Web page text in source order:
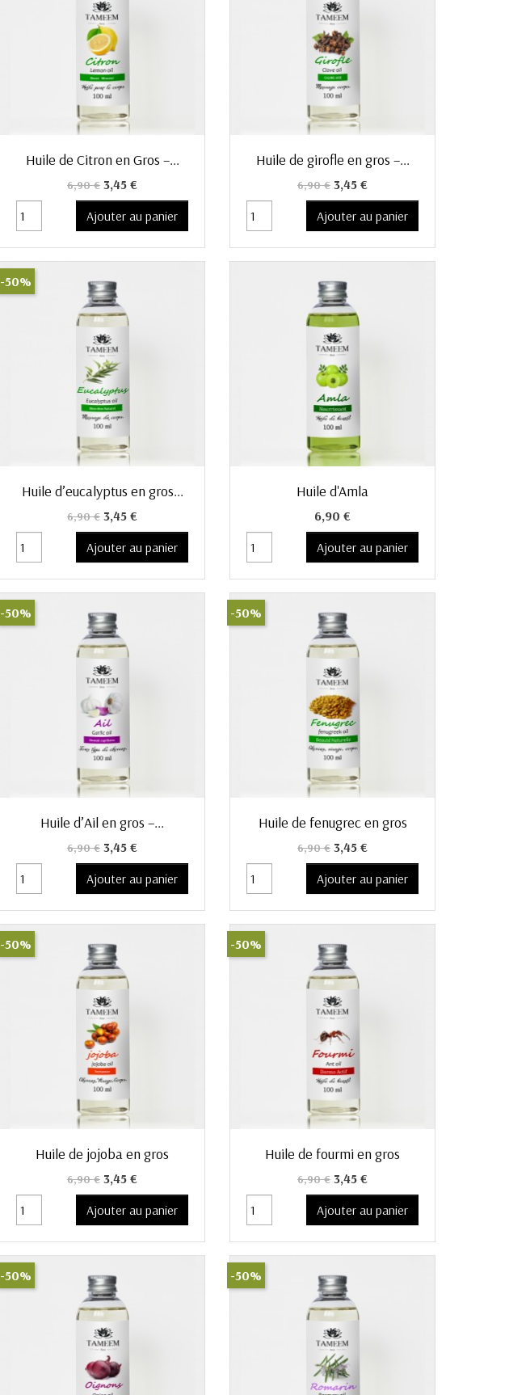
 Aperçu rapide
Huile de Citron en Gros –...
Prix de base
6,90 € Prix
3,45 €
Ajouter au panier
 Aperçu rapide
Huile de girofle en gros –...
Prix de base
6,90 € Prix
3,45 €
Ajouter au panier
 Aperçu rapide
Huile d’eucalyptus en gros...
Prix de base
6,90 € Prix
3,45 €
Ajouter au panier
-50%
Aperçu rapide
Huile d'Amla
Prix
6,90 €
Ajouter au panier
Aperçu rapide
Huile d’Ail en gros –...
Prix de base
6,90 € Prix
3,45 €
Ajouter au panier
-50%
 Aperçu rapide
Huile de fenugrec en gros
Prix de base
6,90 € Prix
3,45 €
Ajouter au panier
-50%
Aperçu rapide
Huile de jojoba en gros
Prix de base
6,90 € Prix
3,45 €
Ajouter au panier
-50%
Aperçu rapide
Huile de fourmi en gros
Prix de base
6,90 € Prix
3,45 €
Ajouter au panier
-50%
-50% -50%